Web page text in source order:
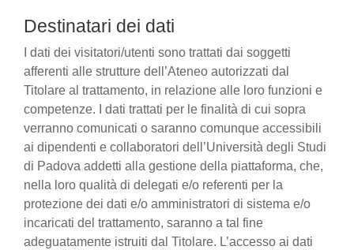
Destinatari dei dati
I dati dei visitatori/utenti sono trattati dai soggetti
afferenti alle strutture dell’Ateneo autorizzati dal
Titolare al trattamento, in relazione alle loro funzioni e
competenze. I dati trattati per le finalità di cui sopra
verranno comunicati o saranno comunque accessibili
ai dipendenti e collaboratori dell’Università degli Studi
di Padova addetti alla gestione della piattaforma, che,
nella loro qualità di delegati e/o referenti per la
protezione dei dati e/o amministratori di sistema e/o
incaricati del trattamento, saranno a tal fine
adeguatamente istruiti dal Titolare. L’accesso ai dati